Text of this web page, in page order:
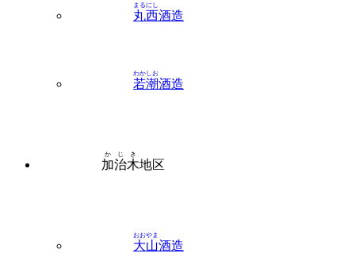
丸西
まるにし
酒造
若潮
わかしお
酒造
加治木
かじき
地区
大山
おおやま
酒造